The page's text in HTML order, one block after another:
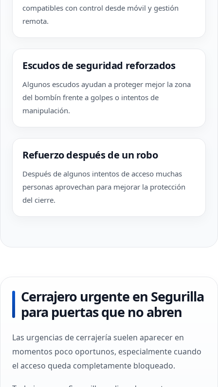
compatibles con control desde móvil y gestión
remota.
Escudos de seguridad reforzados
Algunos escudos ayudan a proteger mejor la zona
del bombín frente a golpes o intentos de
manipulación.
Refuerzo después de un robo
Después de algunos intentos de acceso muchas
personas aprovechan para mejorar la protección
del cierre.
Cerrajero urgente en Segurilla
para puertas que no abren
Las urgencias de cerrajería suelen aparecer en
momentos poco oportunos, especialmente cuando
el acceso queda completamente bloqueado.